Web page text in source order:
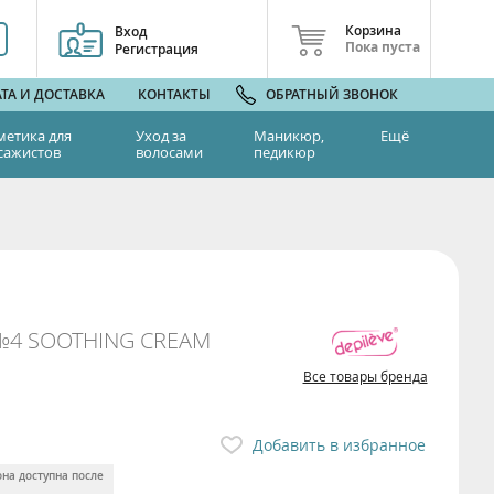
Вход
Регистрация
Корзина
Пока пуста
И ДОСТАВКА КОНТАКТЫ ОБРАТНЫЙ ЗВОНОК
для
Уход за
волосами
Маникюр,
педикюр
Ещё
CREAM
Все товары бренда
Добавить в избранное
доступна после